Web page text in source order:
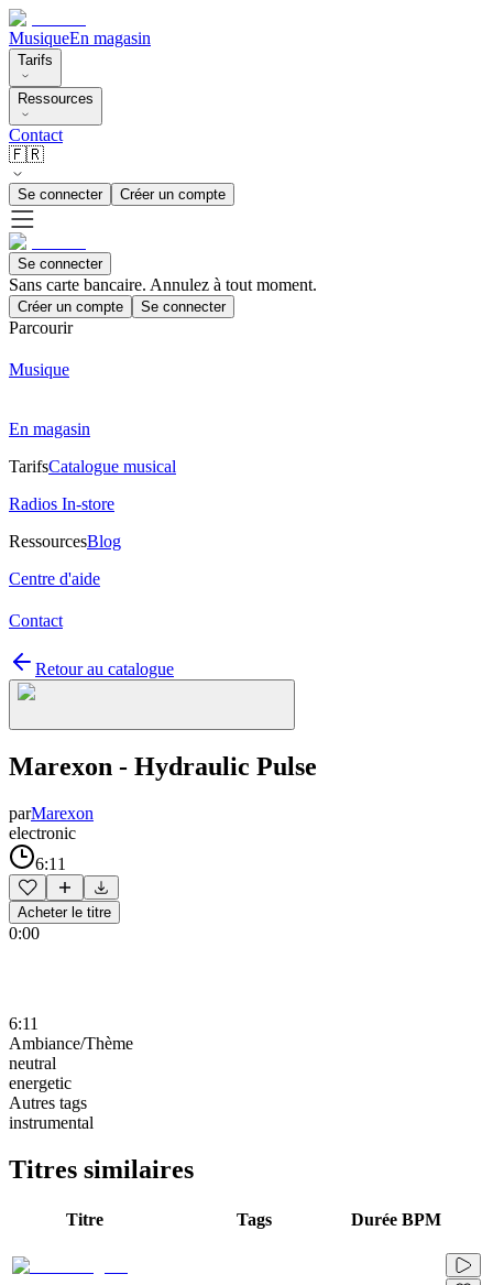
MusiqueEn magasin
Tarifs
Ressources
Contact
🇫🇷
Se connecter Créer un compte
Se connecter
Sans carte bancaire. Annulez à tout moment.
Créer un compte Se connecter
Parcourir
Musique
En magasin
TarifsCatalogue musical
Radios In-store
RessourcesBlog
Centre d'aide
Contact
Retour au catalogue
Marexon - Hydraulic Pulse
parMarexon
electronic
6:11
Acheter le titre
0:00
6:11
Ambiance/Thème
neutral
energetic
Autres tags
instrumental
Titres similaires
Titre Tags Durée BPM